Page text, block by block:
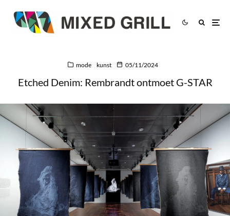
mode kunst 05/11/2024
Etched Denim: Rembrandt ontmoet G-STAR